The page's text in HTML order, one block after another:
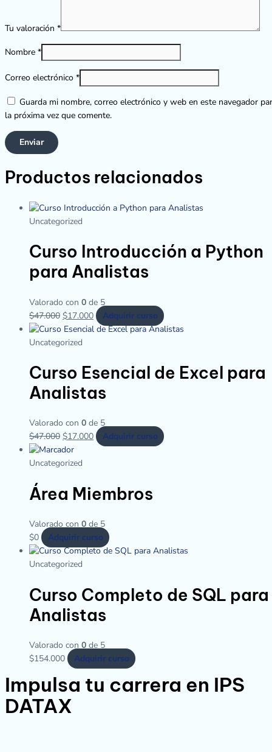
Tu valoración *
Nombre *
Correo electrónico *
Guarda mi nombre, correo electrónico y web en este navegador
la próxima vez que comente.
Productos relacionados
Uncategorized
Curso Introducción a Python
para Analistas
Valorado con 0 de 5
$47.000 $17.000 Adquirir curso
Uncategorized
Curso Esencial de Excel para
Analistas
Valorado con 0 de 5
$47.000 $17.000 Adquirir curso
Uncategorized
Área Miembros
Valorado con 0 de 5
$0 Adquirir curso
Uncategorized
Curso Completo de SQL para
Analistas
Valorado con 0 de 5
$154.000 Adquirir curso
Impulsa tu carrera en IPS
DATAX